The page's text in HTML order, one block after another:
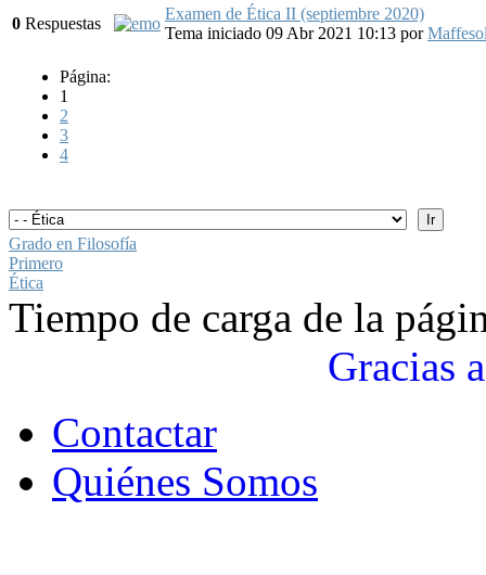
0 Respuestas
Examen de Ética II (septiembre 2020)
Tema iniciado 09 Abr 2021 10:13 por
Página:
1
2
3
4
Grado en Filosofía
Primero
Ética
Tiempo de carga de la
Gracias a
Contactar
Quiénes Somos